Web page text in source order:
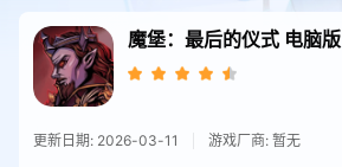
魔堡：最后的仪式 电脑版
更新日期: 2026-03-11 游戏厂商: 暂无